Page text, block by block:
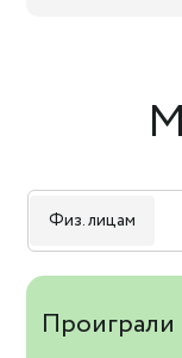
Проиграли
Физ. лицам